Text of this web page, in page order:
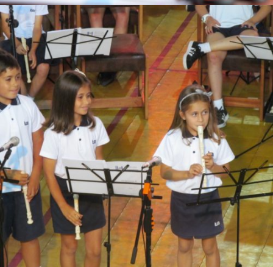
Orquesta de flautas
Arte / Institucionales / Música